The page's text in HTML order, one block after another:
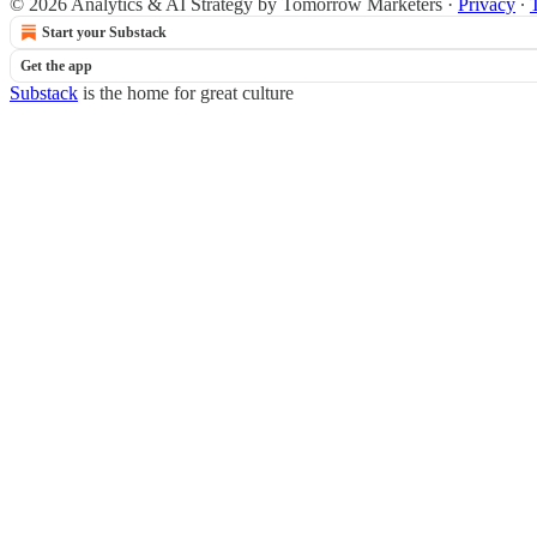
© 2026 Analytics & AI Strategy by Tomorrow Marketers · Privacy ∙
Start your Substack
Get the app
Substack is the home for great culture